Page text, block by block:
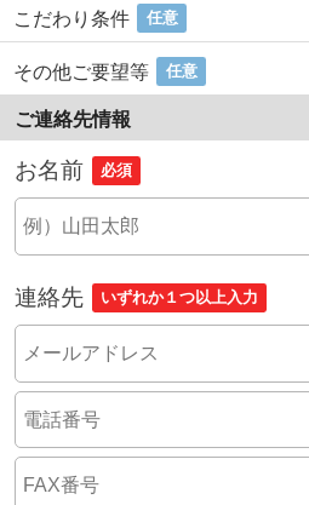
こだわり条件 任意
その他ご要望等 任意
ご連絡先情報
お名前 必須
連絡先 いずれか１つ以上入力